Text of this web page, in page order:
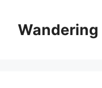
contentWandering